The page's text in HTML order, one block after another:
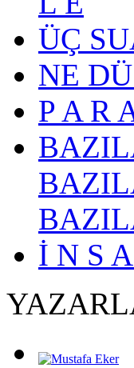
ÜÇ
NE
P A R
İ N S